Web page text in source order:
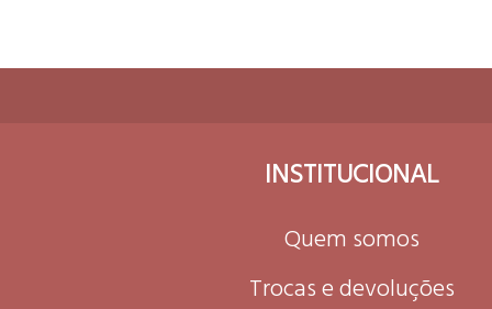
INSTITUCIONAL
Quem somos
Trocas e devoluções